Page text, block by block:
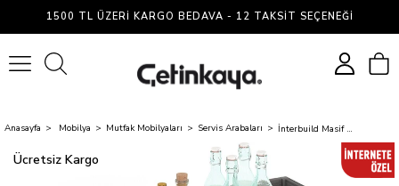
1500 TL ÜZERI KARGO BEDAVA - 12 TAKSIT SEÇENEĞI
Anasayfa Mobilya Mutfak Mobilyaları Servis Arabaları İnterbuild Masif Akasya Ahşap Holger Tepsili Servıs Arabası (799x349x850 mm) Alaca Gri -675040
Ücretsiz Kargo